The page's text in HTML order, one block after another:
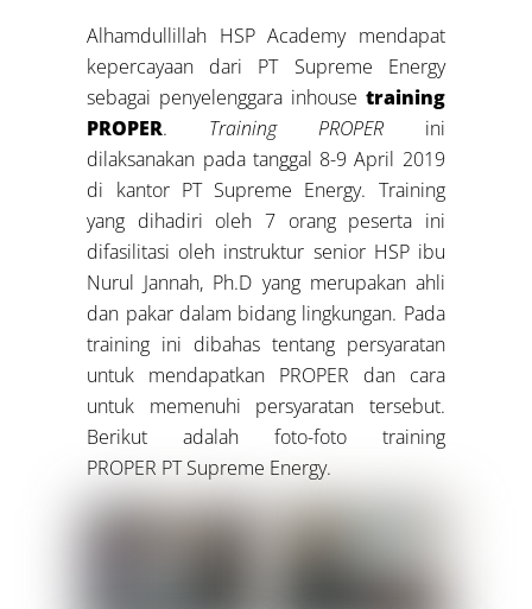
Alhamdullillah HSP Academy mendapat
kepercayaan dari PT Supreme Energy
sebagai penyelenggara inhouse training
PROPER. Training PROPERini
dilaksanakan pada tanggal 8-9 April 2019
di kantor PT Supreme Energy. Training
yang dihadiri oleh 7 orang peserta ini
difasilitasi oleh instruktur senior HSP ibu
Nurul Jannah, Ph.D yang merupakan ahli
dan pakar dalam bidang lingkungan. Pada
training ini dibahas tentang persyaratan
untuk mendapatkan PROPER dan cara
untuk memenuhi persyaratan tersebut.
Berikut adalah foto-foto training
PROPER PT Supreme Energy.